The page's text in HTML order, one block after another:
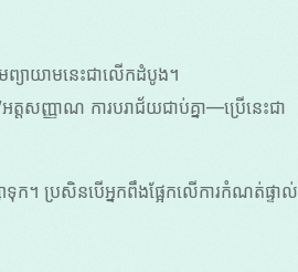
មព្យាយាមនេះជាលើកដំបូង។
សញ្ញាណ ការបរាជ័យជាប់គ្នា—ប្រើនេះជា
ប្រសិនបើអ្នកពឹងផ្អែកលើការកំណត់ផ្ទាល់